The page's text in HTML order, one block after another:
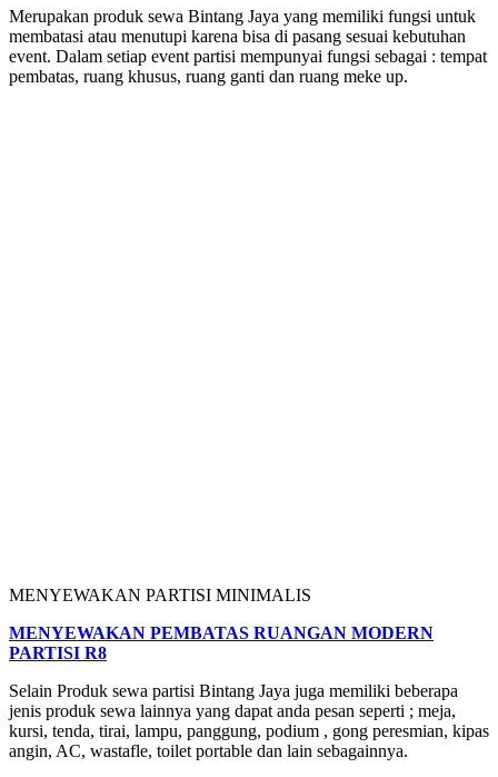
Merupakan produk sewa Bintang Jaya yang memiliki fungsi untuk
membatasi atau menutupi karena bisa di pasang sesuai kebutuhan
event. Dalam setiap event partisi mempunyai fungsi sebagai : tempat
pembatas, ruang khusus, ruang ganti dan ruang meke up.
MENYEWAKAN PARTISI MINIMALIS
MENYEWAKAN PEMBATAS RUANGAN MODERN
PARTISI R8
Selain Produk sewa partisi Bintang Jaya juga memiliki beberapa
jenis produk sewa lainnya yang dapat anda pesan seperti ; meja,
kursi, tenda, tirai, lampu, panggung, podium , gong peresmian, kipas
angin, AC, wastafle, toilet portable dan lain sebagainnya.